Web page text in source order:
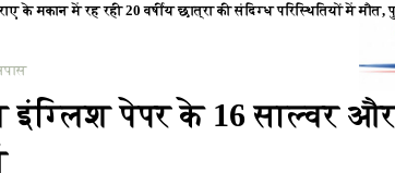
के मकान में रह रही 20 वर्षीय छात्रा की संदिग्ध परिस्थितियों में
इंग्लिश पेपर के 16 साल्वर